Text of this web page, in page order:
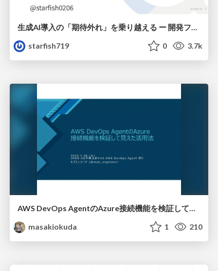
starfish719
0 3.7k
AWS DevOps AgentのAzure接続機能を検証して見えた活用法／Use Cases Verified for the AWS DevOps Agent's Azure Connectivity Feature
masakiokuda
1 210